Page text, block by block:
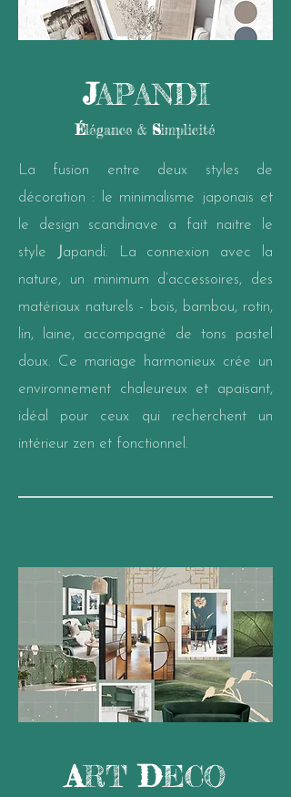
JAPANDI
Élégance & Simplicité
La fusion entre deux styles de
décoration : le minimalisme japonais et
le design scandinave a fait naitre le
style
Japandi. La connexion avec la
nature, un minimum d’accessoires, des
matériaux naturels - bois, bambou, rotin,
lin, laine, accompagné de tons pastel
doux. Ce mariage harmonieux crée un
environnement chaleureux et apaisant,
idéal pour ceux qui recherchent un
intérieur zen et fonctionnel.
ARTDECO